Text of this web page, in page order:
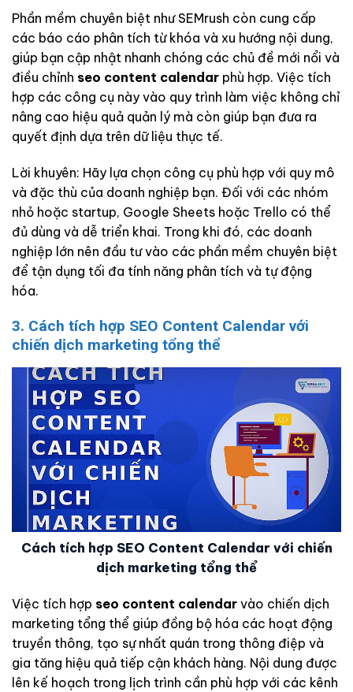
Phần mềm chuyên biệt như SEMrush còn cung cấp
các báo cáo phân tích từ khóa và xu hướng nội dung,
giúp bạn cập nhật nhanh chóng các chủ đề mới nổi và
điều chỉnh seo content calendar phù hợp. Việc tích
hợp các công cụ này vào quy trình làm việc không chỉ
nâng cao hiệu quả quản lý mà còn giúp bạn đưa ra
quyết định dựa trên dữ liệu thực tế.
Lời khuyên: Hãy lựa chọn công cụ phù hợp với quy mô
và đặc thù của doanh nghiệp bạn. Đối với các nhóm
nhỏ hoặc startup, Google Sheets hoặc Trello có thể
đủ dùng và dễ triển khai. Trong khi đó, các doanh
nghiệp lớn nên đầu tư vào các phần mềm chuyên biệt
để tận dụng tối đa tính năng phân tích và tự động
hóa.
3. Cách tích hợp SEO Content Calendar với
chiến dịch marketing tổng thể
Cách tích hợp SEO Content Calendar với chiến
dịch marketing tổng thể
Việc tích hợp seo content calendar vào chiến dịch
marketing tổng thể giúp đồng bộ hóa các hoạt động
truyền thông, tạo sự nhất quán trong thông điệp và
gia tăng hiệu quả tiếp cận khách hàng. Nội dung được
lên kế hoạch trong lịch trình cần phù hợp với các kênh